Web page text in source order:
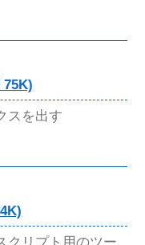
75K)
スを出す
クリプト用のツー